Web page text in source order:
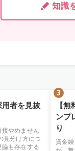
知識
用者を見抜
接やめません
見分け方につ
も存在する
【
ンプ
り
資金